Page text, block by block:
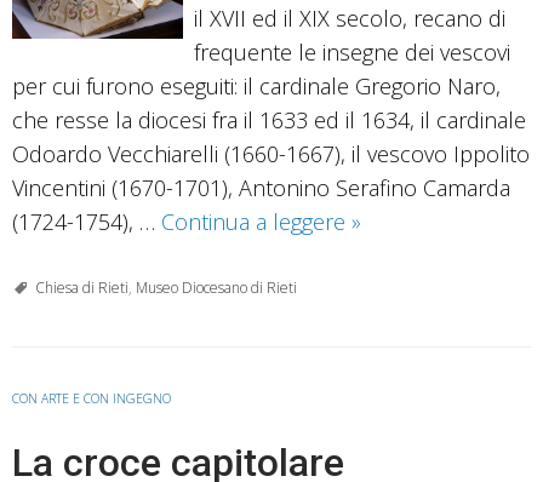
il XVII ed il XIX secolo, recano di
frequente le insegne dei vescovi
per cui furono eseguiti: il cardinale Gregorio Naro,
che resse la diocesi fra il 1633 ed il 1634, il cardinale
Odoardo Vecchiarelli (1660-1667), il vescovo Ippolito
Vincentini (1670-1701), Antonino Serafino Camarda
(1724-1754), … Continua a leggere Paramenti
»
Chiesa di Rieti, Museo Diocesano di Rieti
CON ARTE E CON INGEGNO
La croce capitolare